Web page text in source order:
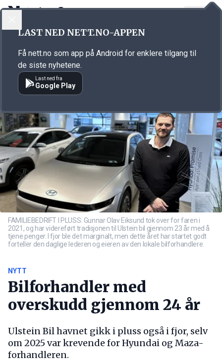
Annonsørinnhold
FAMILIEBEDRIFT I PLUSS: Gunnar Olav Eiksund tok over for faren i
2021, og har videreført tradisjonen til Ulstein bil gjennom 23 år med å
tjene penger. I fjor ble det marginalt, men dette året har startet godt
forteller den daglige lederen og eieren av den lokale bilforhandlere.
NYTT
Bilforhandler med
overskudd gjennom 24 år
Ulstein Bil havnet gikk i pluss også i fjor, selv
om 2025 var krevende for Hyundai og Maza-
forhandleren.
LAST NED NETT.NO-APPEN
Få nett.no som app på Android for enklere tilgang til
de siste nyhetene.
Last ned fra
Google Play